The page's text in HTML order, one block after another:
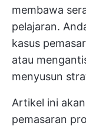
membawa
pelajaran.
kasus
atau
menyusun
Artikel ini
pemasaran